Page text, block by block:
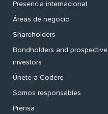
Presencia internacional
Áreas de negocio
Shareholders
Bondholders and prospective
investors
Únete a Codere
Somos responsables
Prensa